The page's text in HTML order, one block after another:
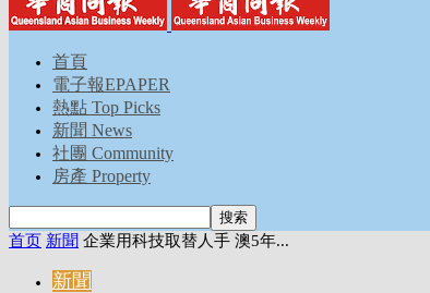
首頁
電子報EPAPER
熱點 Top Picks
新聞 News
社團 Community
房產 Property
首页 新聞 企業用科技取替人手 澳5年...
新聞